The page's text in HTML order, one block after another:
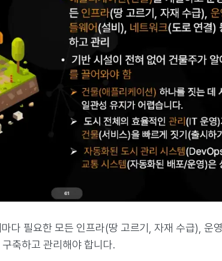
다 필요한 모든 인프라(땅 고르기, 자재 수급), 운
축하고 관리해야 합니다.